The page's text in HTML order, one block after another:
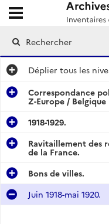
Archives
Ouvrir le menu déroulant
Déplier tous les
Correspondance
Z-Europe / Belgique
1918-1929.
Ravitaillement des
de la France.
Bons de villes.
Juin 1918-mai 1920.